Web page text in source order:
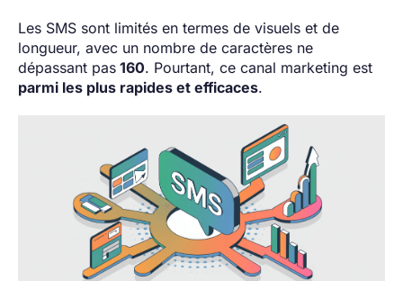
Les SMS sont limités en termes de visuels et de
longueur, avec un nombre de caractères ne
dépassant pas 160. Pourtant, ce canal marketing est
parmi les plus rapides et efficaces.